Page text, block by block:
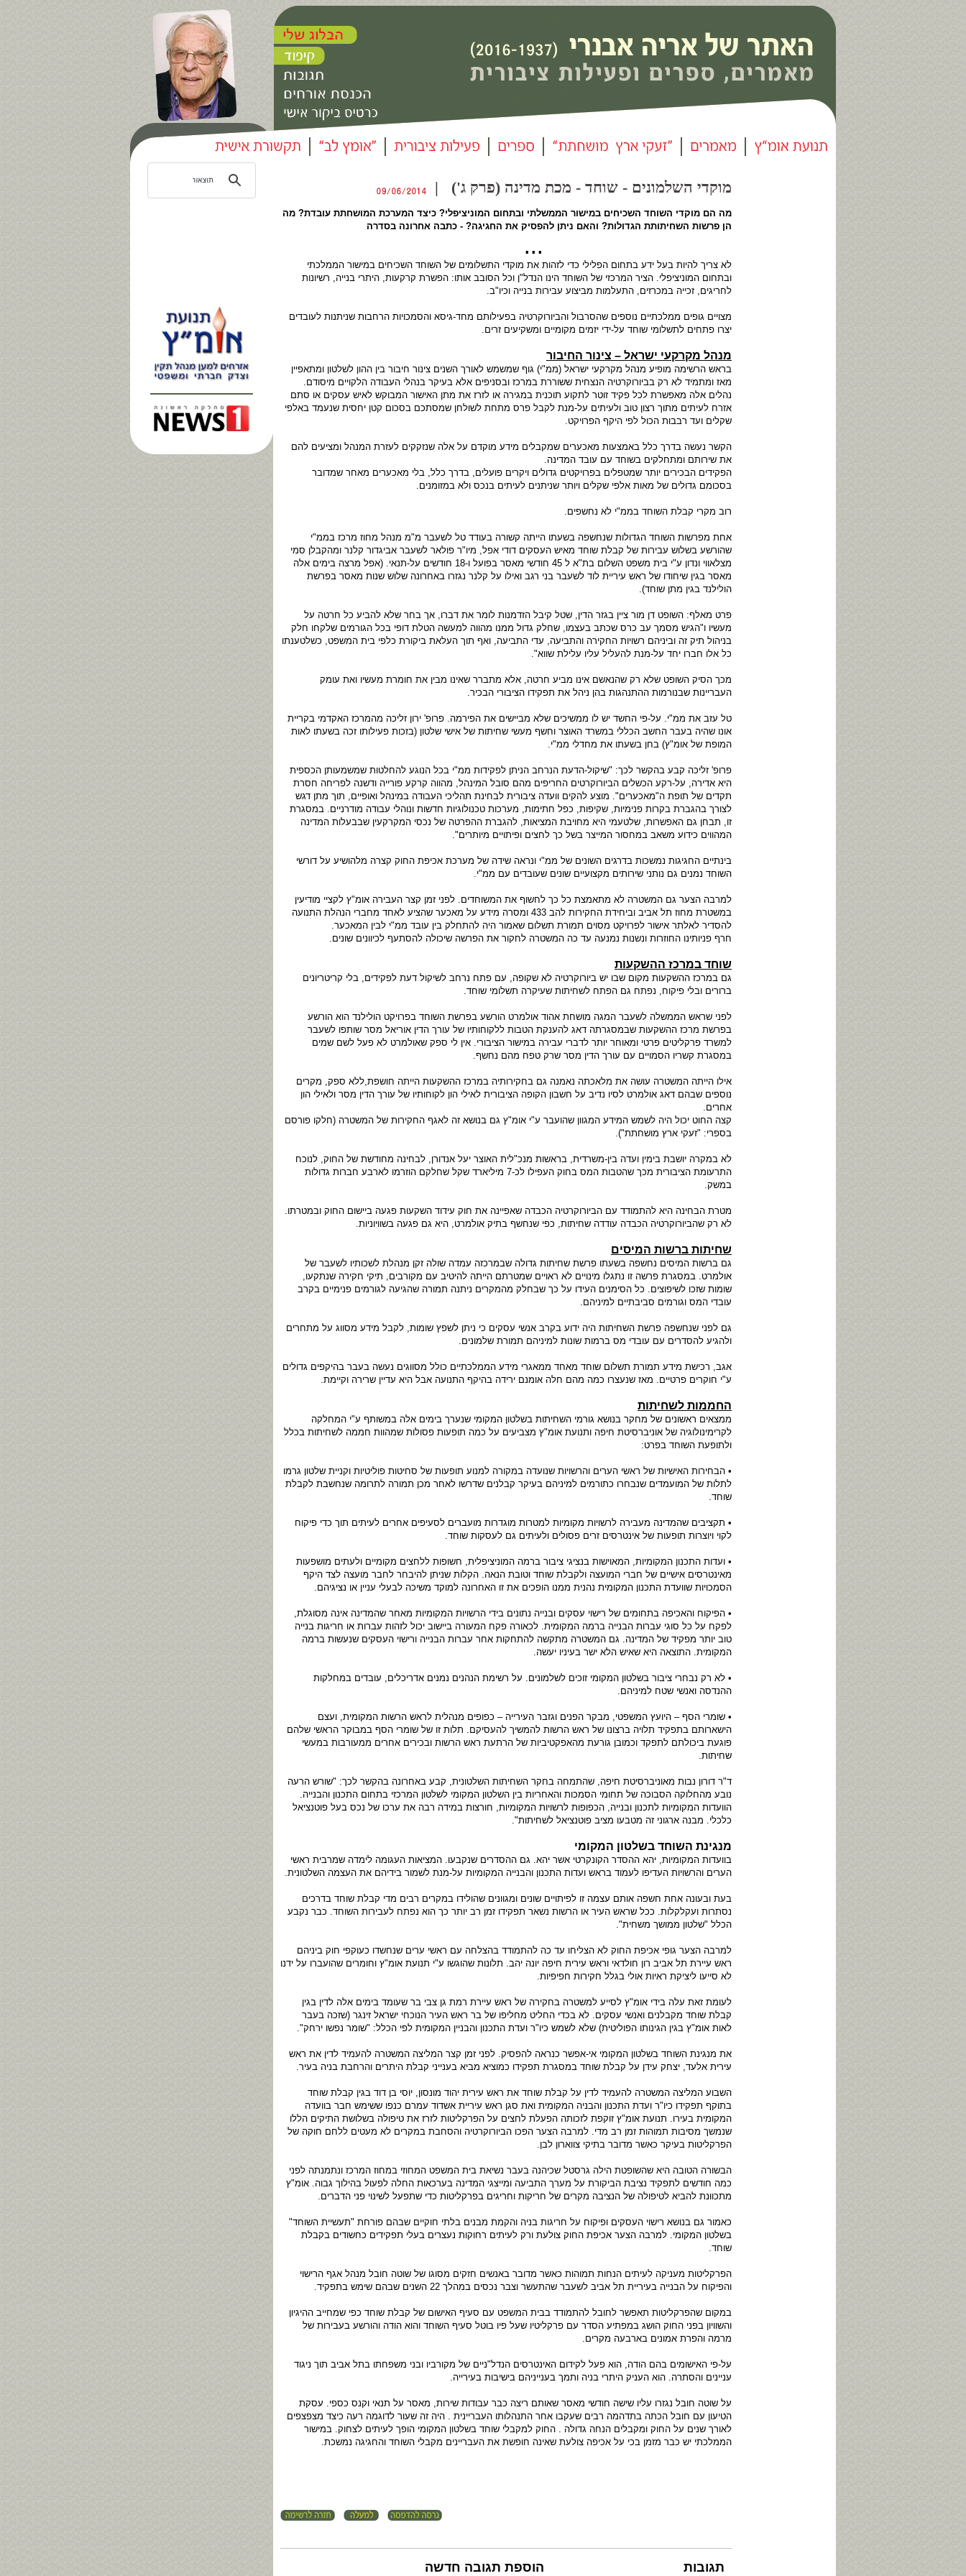
מוקדי השלמונים - שוחד - מכת מדינה (פרק ג') |
מה הם מוקדי השוחד השכיחים במישור הממשלתי ובתחום המוניציפלי? כיצד המערכת המושחתת עובדת? מה
הן פרשות השחיתותת הגדולות? והאם ניתן להפסיק את החגיגה? - כתבה אחרונה בסדרה
▪ ▪ ▪
לא צריך להיות בעל ידע בתחום הפלילי כדי לזהות את מוקדי התשלומים של השוחד השכיחים במישור הממלכתי
ובתחום המוניציפלי. הציר המרכזי של השוחד הינו הנדל"ן וכל הסובב אותו: הפשרת קרקעות, היתרי בנייה, רשיונות
לחריגים, זכייה במכרזים, התעלמות מביצוע עבירות בנייה וכיו"ב.
מצויים גופים ממלכתיים נוספים שהסרבול והביורוקרטיה בפעילותם מחד-גיסא והסמכויות הרחבות שניתנות לעובדים
יצרו פתחים לתשלומי שוחד על-ידי יזמים מקומיים ומשקיעים זרים.
מנהל מקרקעי ישראל – צינור החיבור
בראש הרשימה מופיע מנהל מקרקעי ישראל (ממ"י) גוף שמשמש לאורך השנים צינור חיבור בין ההון לשלטון ומתאפיין
מאז ומתמיד לא רק בביורוקרטיה הנצחית ששוררת במרכז ובסניפים אלא בעיקר בנהלי העבודה הלקויים מיסודם.
נהלים אלה מאפשרת לכל פקיד זוטר לתקוע תוכנית במגירה או לזרז את מתן האישור המבוקש לאיש עסקים או סתם
אזרח לעיתים מתוך רצון טוב ולעיתים על-מנת לקבל פרס מתחת לשולחן שמסתכם בסכום קטן יחסית שנעמד באלפי
שקלים ועד רבבות הכול לפי היקף הפרויקט.
הקשר נעשה בדרך כלל באמצעות מאכערים שמקבלים מידע מוקדם על אלה שנזקקים לעזרת המנהל ומציעים להם
את שירותם ומתחלקים בשוחד עם עובד המדינה.
הפקידים הבכירים יותר שמטפלים בפרויקטים גדולים ויקרים פועלים, בדרך כלל, בלי מאכערים מאחר שמדובר
בסכומם גדולים של מאות אלפי שקלים ויותר שניתנים לעיתים בנכס ולא במזומנים.
רוב מקרי קבלת השוחד בממ"י לא נחשפים.
אחת מפרשות השוחד הגדולות שנחשפה בשעתו הייתה קשורה בעודד טל לשעבר מ"מ מנהל מחוז מרכז בממ"י
שהורשע בשלוש עבירות של קבלת שוחד מאיש העסקים דודי אפל, מיו"ר פולאר לשעבר אביגדור קלנר ומהקבלן סמי
מצלאווי ונדון ע"י בית משפט השלום בת"א ל 45 חודשי מאסר בפועל ו-18 חודשים על-תנאי. (אפל מרצה בימים אלה
מאסר בגין שיחודו של ראש עיריית לוד לשעבר בני רגב ואילו על קלנר נגזרו באחרונה שלוש שנות מאסר בפרשת
הולילנד בגין מתן שוחד).
פרט מאלף: השופט דן מור ציין בגזר הדין, שטל קיבל הזדמנות לומר את דברו, אך בחר שלא להביע כל חרטה על
מעשיו ו"הגיש מסמך עב כרס שכתב בעצמו, שחלק גדול ממנו מהווה למעשה הטלת דופי בכל הגורמים שלקחו חלק
בניהול תיק זה וביניהם רשויות החקירה והתביעה, עדי התביעה, ואף תוך העלאת ביקורת כלפי בית המשפט, כשלטענתו
כל אלו חברו יחד על-מנת להעליל עליו עלילת שווא".
מכך הסיק השופט שלא רק שהנאשם אינו מביע חרטה, אלא מתברר שאינו מבין את חומרת מעשיו ואת עומק
העבריינות שבנורמות ההתנהגות בהן ניהל את תפקידו הציבורי הבכיר.
טל עזב את ממ"י. על-פי החשד יש לו ממשיכים שלא מביישים את הפירמה. פרופ' ירון זליכה מהמרכז האקדמי בקריית
אונו שהיה בעבר החשב הכללי במשרד האוצר וחשף מעשי שחיתות של אישי שלטון (בזכות פעילותו זכה בשעתו לאות
המופת של אומ"ץ) בחן בשעתו את מחדלי ממ"י.
פרופ' זליכה קבע בהקשר לכך: "שיקול-הדעת הנרחב הניתן לפקידות ממ"י בכל הנוגע להחלטות שמשמעותן הכספית
היא אדירה, על-רקע הכשלים הביורוקרטים החריפים מהם סובל המינהל, מהווה קרקע פורייה ודשנה לפריחה חסרת
תקדים של תופת ה"מאכערים". מוצע להקים וועדה ציבורית לבחינת תהליכי העבודה במינהל ואופיים, תוך מתן דגש
לצורך בהגברת בקרות פנימיות, שקיפות, כפל חתימות, מערכות טכנולוגיות חדשות ונוהלי עבודה מודרניים. במסגרת
זו, תבחן גם האפשרות, שלטעמי היא מחויבת המציאות, להגברת ההפרטה של נכסי המקרקעין שבבעלות המדינה
המהווים כידוע משאב במחסור המייצר בשל כך לחצים ופיתויים מיותרים".
בינתיים החגיגות נמשכות בדרגים השונים של ממ"י ונראה שידה של מערכת אכיפת החוק קצרה מלהושיע על דורשי
השוחד נמנים גם נותני שירותים מקצועיים שונים שעובדים עם ממ"י.
למרבה הצער גם המשטרה לא מתאמצת כל כך לחשוף את המשוחדים. לפני זמן קצר העבירה אומ"ץ לקציי מודיעין
במשטרת מחוז תל אביב וביחידת החקירות להב 433 ומסרה מידע על מאכער שהציע לאחד מחברי הנהלת התנועה
להסדיר לאלתר אישור לפרויקט מסוים תמורת תשלום שאמור היה להתחלק בין עובד ממ"י לבין המאכער.
חרף פניותינו החוזרות ונשנות נמנעה עד כה המשטרה לחקור את הפרשה שיכולה להסתעף לכיוונים שונים.
שוחד במרכז ההשקעות
גם במרכז ההשקעות מקום שבו יש ביורוקרטיה לא שקופה, עם פתח נרחב לשיקול דעת לפקידים, בלי קריטריונים
ברורים ובלי פיקוח, נפתח גם הפתח לשחיתות שעיקרה תשלומי שוחד.
לפני שראש הממשלה לשעבר המגה מושחת אהוד אולמרט הורשע בפרשת השוחד בפרויקט הולילנד הוא הורשע
בפרשת מרכז ההשקעות שבמסגרתה דאג להענקת הטבות ללקוחותיו של עורך הדין אוריאל מסר שותפו לשעבר
למשרד פרקליטים פרטי ומאוחר יותר לדברי עבירה במישור הציבורי. אין לי ספק שאולמרט לא פעל לשם שמים
במסגרת קשריו הסמויים עם עורך הדין מסר שרק טפח מהם נחשף.
אילו הייתה המשטרה עושה את מלאכתה נאמנה גם בחקירותיה במרכז ההשקעות הייתה חושפת,ללא ספק, מקרים
נוספים שבהם דאג אולמרט לסיו נדיב על חשבון הקופה הציבורית לאילי הון לקוחותיו של עורך הדין מסר ולאילי הון
אחרים.
קצה החוט יכול היה לשמש המידע המגוון שהועבר ע"י אומ"ץ גם בנושא זה לאגף החקירות של המשטרה (חלקו פורסם
בספרי: "זעקי ארץ מושחתת").
לא במקרה יושבת בימין ועדה בין-משרדית, בראשות מנכ"לית האוצר יעל אנדורן, לבחינה מחודשת של החוק, לנוכח
התרעומת הציבורית מכך שהטבות המס בחוק העפילו לכ-7 מיליארד שקל שחלקם הוזרמו לארבע חברות גדולות
במשק.
מטרת הבחינה היא להתמודד עם הביורוקרטיה הכבדה שאפיינה את חוק עידוד השקעות פגעה ביישום החוק ובמטרתו.
לא רק שהביורוקרטיה הכבדה עודדה שחיתות, כפי שנחשף בתיק אולמרט, היא גם פגעה בשוויוניות.
שחיתות ברשות המיסים
גם ברשות המיסים נחשפה בשעתו פרשת שחיתות גדולה שבמרכזה עמדה שולה זקן מנהלת לשכותיו לשעבר של
אולמרט. במסגרת פרשה זו נתגלו מינויים לא ראויים שמטרתם הייתה להיטיב עם מקורבים, תיקי חקירה שנתקעו,
שומות שזכו לשיפוצים. כל הסימנים העידו על כך שבחלק מהמקרים ניתנה תמורה שהגיעה לגורמים פנימיים בקרב
עובדי המס וגורמים סביבתיים למיניהם.
גם לפני שנחשפה פרשת השחיתות היה ידוע בקרב אנשי עסקים כי ניתן לשפץ שומות, לקבל מידע מסווג על מתחרים
ולהגיע להסדרים עם עובדי מס ברמות שונות למיניהם תמורת שלמונים.
אגב, רכישת מידע תמורת תשלום שוחד מאחד ממאגרי מידע הממלכתיים כולל מסווגים נעשה בעבר בהיקפים גדולים
ע"י חוקרים פרטיים. מאז שנעצרו כמה מהם חלה אומנם ירידה בהיקף התנועה אבל היא עדיין שרירה וקיימת.
החממות לשחיתות
ממצאים ראשונים של מחקר בנושא גורמי השחיתות בשלטון המקומי שנערך בימים אלה במשותף ע"י המחלקה
לקרימינולוגיה של אוניברסיטת חיפה ותנועת אומ"ץ מצביעים על כמה תופעות פסולות שמהוות חממה לשחיתות בכלל
ולתופעת השוחד בפרט:
• הבחירות האישיות של ראשי הערים והרשויות שנועדה במקורה למנוע תופעות של סחיטות פוליטיות וקניית שלטון גרמו
לתלות של המועמדים שנבחרו כתורמים למיניהם בעיקר קבלנים שדרשו לאחר מכן תמורה לתרומה שנחשבת לקבלת
שוחד.
• תקציבים שהמדינה מעבירה לרשויות מקומיות למטרות מוגדרות מועברים לסעיפים אחרים לעיתים תוך כדי פיקוח
לקוי ויוצרות תופעות של אינטרסים זרים פסולים ולעיתים גם לעסקות שוחד.
• ועדות התכנון המקומיות, המאוישות בנציגי ציבור ברמה המוניציפלית, חשופות ללחצים מקומיים ולעתים מושפעות
מאינטרסים אישיים של חברי המועצה ולקבלת שוחד וטובת הנאה. הקלות שניתן להיבחר לחבר מועצה לצד היקף
הסמכויות שוועדת התכנון המקומית נהנית ממנו הופכים את זו האחרונה למוקד משיכה לבעלי עניין או נציגיהם.
• הפיקוח והאכיפה בתחומים של רישוי עסקים ובנייה נתונים בידי הרשויות המקומיות מאחר שהמדינה אינה מסוגלת,
לפקח על כל סוגי עברות הבנייה ברמה המקומית. לכאורה פקח המעורה ביישוב יכול לזהות עברות או חריגות בנייה
טוב יותר מפקיד של המדינה. גם המשטרה מתקשה להתחקות אחר עברות הבנייה ורישוי העסקים שנעשות ברמה
המקומית. התוצאה היא שאיש הלא ישר בעיניו יעשה.
• לא רק נבחרי ציבור בשלטון המקומי זוכים לשלמונים. על רשימת הנהנים נמנים אדריכלים, עובדים במחלקות
ההנדסה ואנשי שטח למיניהם.
• שומרי הסף – היועץ המשפטי, מבקר הפנים וגזבר העירייה – כפופים מנהלית לראש הרשות המקומית, ועצם
הישארותם בתפקיד תלויה ברצונו של ראש הרשות להמשיך להעסיקם. תלות זו של שומרי הסף במבוקר הראשי שלהם
פוגעת ביכולתם לתפקד וכמובן גורעת מהאפקטיביות של הרתעת ראש הרשות ובכירים אחרים ממעורבות במעשי
שחיתות.
ד"ר דורון נבות מאוניברסיטת חיפה, שהתמחה בחקר השחיתות השלטונית, קבע באחרונה בהקשר לכך: "שורש הרעה
נובע מהחלוקה הסבוכה של תחומי הסמכות והאחריות בין השלטון המקומי לשלטון המרכזי בתחום התכנון והבנייה.
הוועדות המקומיות לתכנון ובנייה, הכפופות לרשויות המקומיות, חורצות במידה רבה את ערכו של נכס בעל פוטנציאל
כלכלי. מבנה ארגוני זה מטבעו מציב פוטנציאל לשחיתות".
מנגינת השוחד בשלטון המקומי
בוועדות המקומיות, יהא ההסדר הקונקרטי אשר יהא. גם ההסדרים שנקבעו. המציאות העגומה לימדה שמרבית ראשי
הערים והרשויות העדיפו לעמוד בראש ועדות התכנון והבנייה המקומיות על-מנת לשמור בידיהם את העצמה השלטונית.
בעת ובעונה אחת חשפה אותם עצמה זו לפיתויים שונים ומגוונים שהולידו במקרים רבים מדי קבלת שוחד בדרכים
נסתרות ועקלקלות. ככל שראש העיר או הרשות נשאר תפקידו זמן רב יותר כך הוא נפתח לעבירות השוחד. כבר נקבע
הכלל "שלטון ממושך משחית".
למרבה הצער גופי אכיפת החוק לא הצליחו עד כה להתמודד בהצלחה עם ראשי ערים שנחשדו כעוקפי חוק ביניהם
ראש עיירת תל אביב רון חולדאי וראש עירית חיפה יונה יהב. תלונות שהוגשו ע"י תנועת אומ"ץ וחומרים שהועברו על ידנו
לא סייעו ליציקת ראיות אולי בגלל חקירות חפיפיות.
לעומת זאת עלה בידי אומ"ץ לסייע למשטרה בחקירה של ראש עיירת רמת גן צבי בר שעומד בימים אלה לדין בגין
קבלת שוחד מקבלנים ואנשי עסקים. לא בכדי החליט מחליפו של בר ראש העיר הנוכחי ישראל זינגר (שזכה בעבר
לאות אומ"ץ בגין הגינותו הפוליטית) שלא לשמש כיו"ר ועדת התכנון והבניין המקומית לפי הכלל: "שומר נפשו ירחק".
את מנגינת השוחד בשלטון המקומי אי-אפשר כנראה להפסיק. לפני זמן קצר המליצה המשטרה להעמיד לדין את ראש
עירית אלעד, יצחק עידן על קבלת שוחד במסגרת תפקידו כמוציא מביא בענייני קבלת היתרים והרחבת בניה בעיר.
השבוע המליצה המשטרה להעמיד לדין על קבלת שוחד את ראש עירית יהוד מונסון, יוסי בן דוד בגין קבלת שוחד
בתוקף תפקידו כיו"ר ועדת התכנון והבניה המקומית ואת סגן ראש עיריית אשדוד עמרם כנפו ששימש חבר בוועדה
המקומית בעירו. תנועת אומ"ץ זוקפת לזכותה הפעלת לחצים על הפרקליטות לזרז את טיפולה בשלושת התיקים הללו
שנמשך מסיבות תמוהות זמן רב מדי. למרבה הצער הפכו הביורוקרטיה והסחבת במקרים לא מעטים ללחם חוקה של
הפרקליטות בעיקר כאשר מדובר בתיקי צווארון לבן.
הבשורה הטובה היא שהשופטת הילה גרסטל שכיהנה בעבר נשיאת בית המשפט המחוזי במחוז המרכז ונתמנתה לפני
כמה חודשים לתפקיד נציבת הביקורת על מערך התביעה ומייצגי המדינה בערכאות החלה לפעול בהילוך גבוה. אומ"ץ
מתכוונת להביא לטיפולה של הנציבה מקרים של חריקות וחריגים בפרקליטות כדי שתפעל לשינוי פני הדברים.
כאמור גם בנושא רישוי העסקים ופיקוח על חריגות בניה והקמת מבנים בלתי חוקיים שבהם פורחת "תעשיית השוחד"
בשלטון המקומי. למרבה הצער אכיפת החוק צולעת ורק לעיתים רחוקות נעצרים בעלי תפקידים כחשודים בקבלת
שוחד.
הפרקליטות מעניקה לעיתים הנחות תמוהות כאשר מדובר באנשים חזקים מסוגו של שוטה חובל מנהל אגף הרישוי
והפיקוח על הבנייה בעיריית תל אביב לשעבר שהתעשר וצבר נכסים במהלך 22 השנים שבהם שימש בתפקיד.
במקום שהפרקליטות תאפשר לחובל להתמודד בבית המשפט עם סעיף האישום של קבלת שוחד כפי שמחייב ההיגיון
והשוויון בפני החוק הושג במפתיע הסדר עם פרקליטיו שעל פיו בוטל סעיף השוחד והוא הודה והורשע בעבירות של
מרמה והפרת אמונים בארבעה מקרים.
על-פי האישומים בהם הודה, הוא פעל לקידום האינטרסים הנדל"ניים של מקורביו ובני משפחתו בתל אביב תוך ניגוד
עניינים והסתרה. הוא העניק היתרי בניה ותמך בענייניהם בישיבות בעירייה.
על שוטה חובל נגזרו עליו שישה חודשי מאסר שאותם ריצה כבר עבודות שירות, מאסר על תנאי וקנס כספי. עסקת
הטיעון עם חובל הכתה בתדהמה רבים שעקבו אחר התנהלותו העבריינית . היה זה שעור לדוגמה רעה כיצד מצפצפים
לאורך שנים על החוק ומקבלים הנחה גדולה . החוק למקבלי שוחד בשלטון המקומי הופך לעיתים לצחוק. במישור
הממלכתי יש כבר מזמן בכי על אכיפה צולעת שאינה חופשת את העבריינים מקבלי השוחד והחגיגה נמשכת.
הוספת תגובה חדשה תגובות